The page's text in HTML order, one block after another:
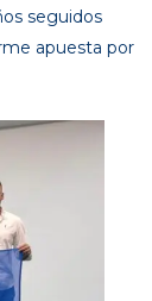
seguidos
apuesta por